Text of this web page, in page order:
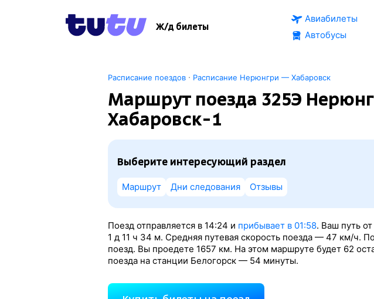
Ж/д билеты
Авиабилеты
Автобусы
Расписание поездов· Расписание Нерюнгри — Хабаровск
Маршрут поезда 325Э
Хабаровск-1
Выберите интересующий раздел
Маршрут Дни следования Отзывы
Поезд отправляется в 14:24 и прибывает в 01:58. Ваш путь
1 д 11 ч 34 м. Средняя путевая скорость поезда — 47 км/ч.
поезд. Вы проедете 1657 км. На этом маршруте будет 62
поезда на станции Белогорск — 54 минуты.